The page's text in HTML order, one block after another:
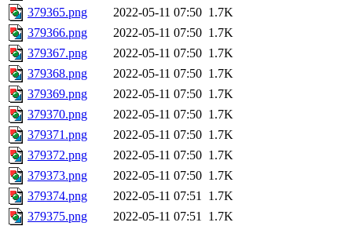
379365.png
2022-05-11 07:50 1.7K
379366.png
2022-05-11 07:50 1.7K
379367.png
2022-05-11 07:50 1.7K
379368.png
2022-05-11 07:50 1.7K
379369.png
2022-05-11 07:50 1.7K
379370.png
2022-05-11 07:50 1.7K
379371.png
2022-05-11 07:50 1.7K
379372.png
2022-05-11 07:50 1.7K
379373.png
2022-05-11 07:50 1.7K
379374.png
2022-05-11 07:51 1.7K
379375.png
2022-05-11 07:51 1.7K